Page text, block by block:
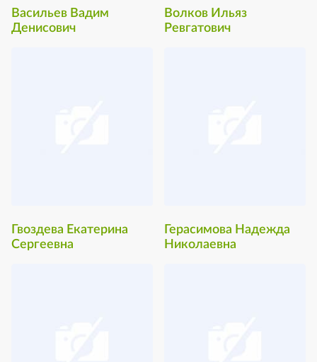
Васильев Вадим
Денисович
Волков Ильяз
Ревгатович
Гвоздева Екатерина
Сергеевна
Герасимова Надежда
Николаевна